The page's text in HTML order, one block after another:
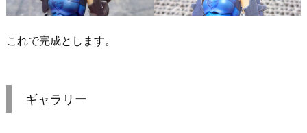
これで完成とします。
ギャラリー